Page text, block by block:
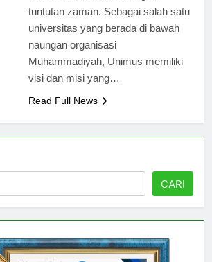
bermutu dan relevan dengan
tuntutan zaman. Sebagai salah satu
universitas yang berada di bawah
naungan organisasi
Muhammadiyah, Unimus memiliki
CARI